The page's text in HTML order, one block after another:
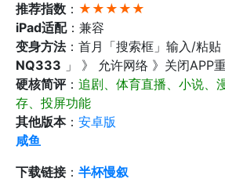
推荐指数 ： ★★★★★
iPad适配：兼容
变身方法：首月「搜索框」输入/粘
NQ333 」 》 允许网络 》关闭APP
硬核简评： 追剧、体育直播、小说、
存、投屏功能
其他版本： 安卓版
咸鱼
下载链接： 半杯慢叙